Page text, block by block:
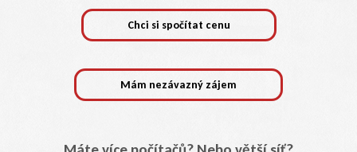
Chci si spočítat cenu
Mám nezávazný zájem